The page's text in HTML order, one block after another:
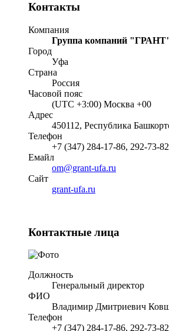
Контакты
Компания
Группа компаний
Город
Уфа
Страна
Россия
Часовой пояс
(UTC +3:00) Москва +00
Адрес
450112, Республика
Телефон
+7 (347) 284-17-86, 292-73-82
Емайл
om@grant-ufa.ru
Cайт
grant-ufa.ru
Контактные лица
Должность
Генеральный директор
ФИО
Владимир Дмитриевич
Телефон
+7 (347) 284-17-86, 292-73-82